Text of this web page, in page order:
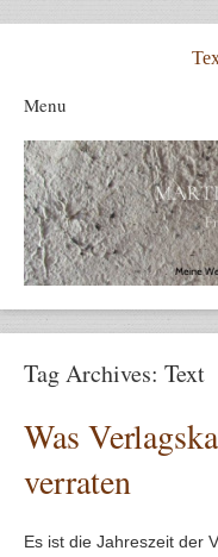
Menu
Tag Archives: Text
Was
verraten
Es ist die Jahreszeit der